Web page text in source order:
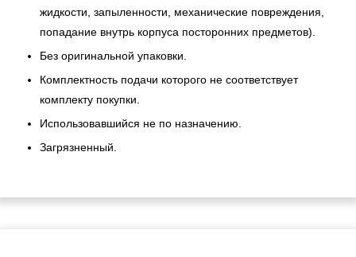
жидкости, запыленности, механические повреждения,
попадание внутрь корпуса посторонних предметов).
Без оригинальной упаковки.
Комплектность подачи которого не соответствует
комплекту покупки.
Использовавшийся не по назначению.
Загрязненный.